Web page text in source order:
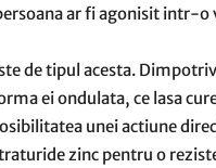
ar fi agonisit intr-o
de tipul acesta.
ei ondulata, ce lasa
unei actiune
zinc pentru o